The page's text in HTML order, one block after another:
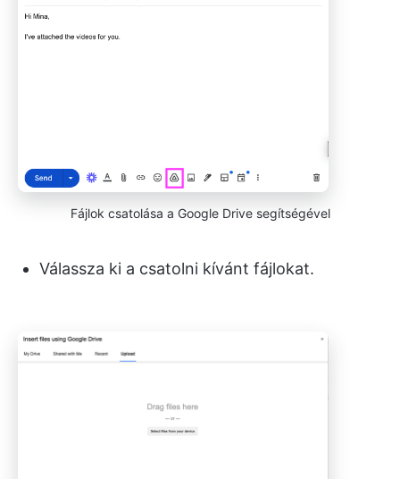
Fájlok csatolása a Google Drive segítségével
Válassza ki a csatolni kívánt fájlokat.